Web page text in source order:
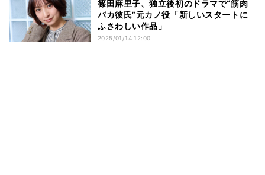
篠田麻里子、独立後初のドラマで“筋肉
バカ彼氏”元カノ役「新しいスタートに
ふさわしい作品」
2025/01/14 12:00